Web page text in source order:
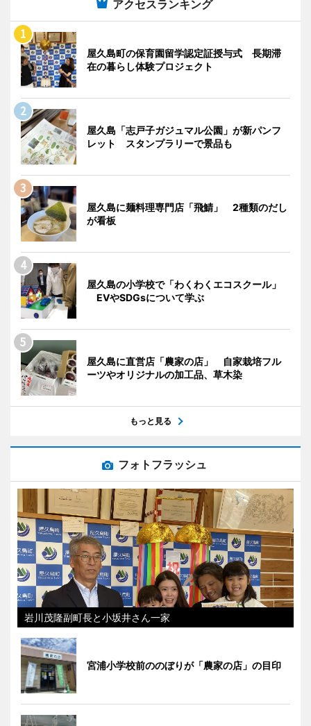
アクセスランキング
屋久島町の保育園留学認定証授与式 長期滞
在の暮らし体験プロジェクト
屋久島「志戸子ガジュマル公園」が新パンフ
レット スタンプラリーで景品も
屋久島に麺料理専門店「飛鯖」 2種類のだし
が看板
屋久島の小学校で「わくわくエコスクール」
EVやSDGsについて学ぶ
屋久島に直営店「農家の店」 自家栽培フル
ーツやオリジナルの加工品、草木染
もっと見る
フォトフラッシュ
岩川茂隆副町長と小坂井さん一家
宮浦小学校前ののぼりが「農家の店」の目印